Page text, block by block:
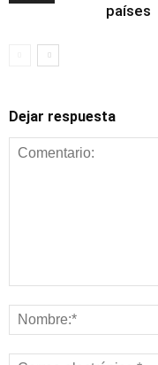
Alimentación y
nutrición
países
Dejar respuesta